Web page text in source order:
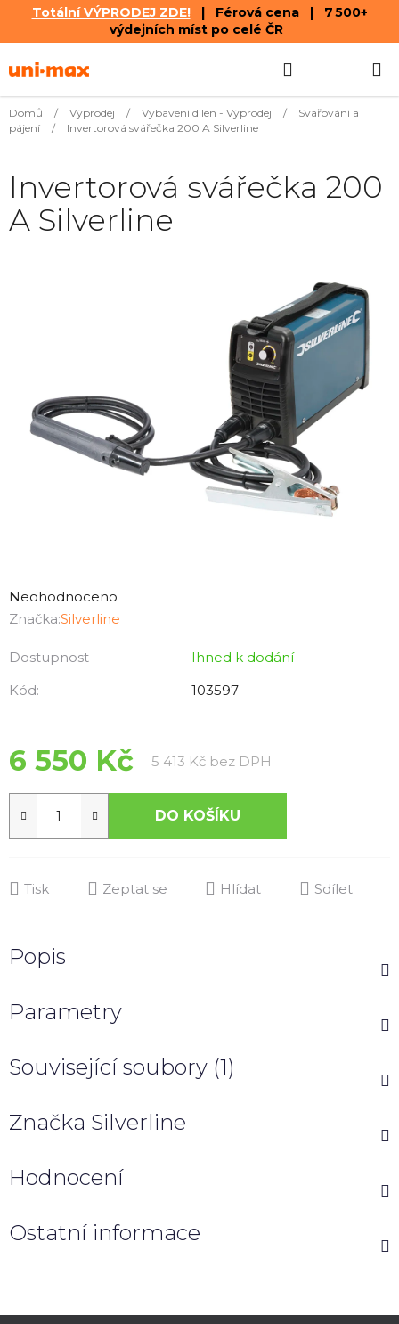
Totální VÝPRODEJ ZDE!| Férová cena | 7 500+
výdejních míst po celé ČR
na
KOŠÍK
Domů / Výprodej / Vybavení dílen - Výprodej /
Svařování a
pájení
/ Invertorová svářečka 200 A Silverline
hodnocení
produktu
0,0
z
Neohodnoceno
Značka:Silverline
Dostupnost
Ihned k dodání
Kód:
103597
6 550 Kč 5 413 Kč bez DPH
DO KOŠÍKU
Tisk Zeptat se Hlídat Sdílet
Invertorová svářečka 200
A Silverline
Popis
Parametry
Související soubory (1)
Značka Silverline
Hodnocení
Ostatní informace